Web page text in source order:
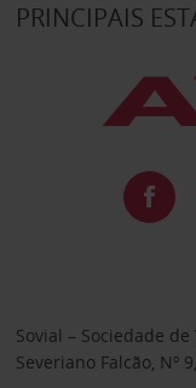
PRINCIPAIS
Sovial – Sociedade
Severiano Falcão, Nº